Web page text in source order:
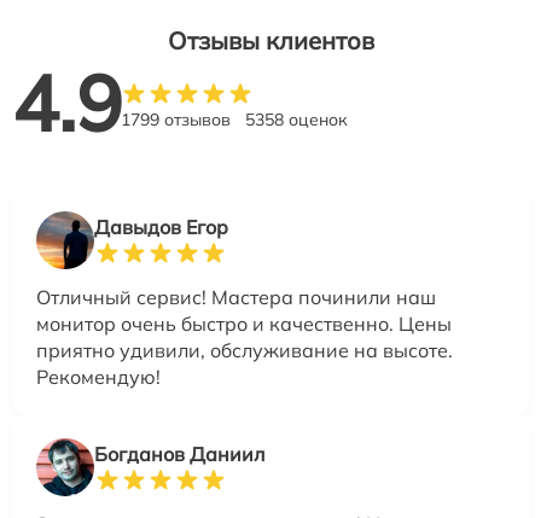
Отзывы клиентов
4.91799 отзывов 5358 оценок
Давыдов Егор
Отличный сервис! Мастера починили наш
монитор очень быстро и качественно. Цены
приятно удивили, обслуживание на высоте.
Рекомендую!
Богданов Даниил